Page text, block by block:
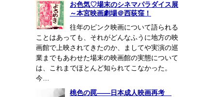
お色気♡場末のシネマパラダイス展
～本宮映画劇場＠西荻窪！
往年のピンク映画について語られる
ことはあっても、それがどんなふうに地方の映
画館で上映されてきたのか、ましてや実演の巡
業までもあわせた場末の映画館の実態について
は、これまでほとんど知られてこなかった。
今…
桃色の罠――日本成人映画再考